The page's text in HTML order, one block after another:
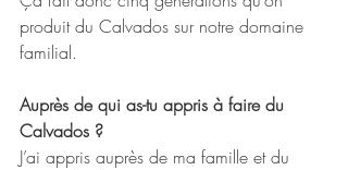
produit du Calvados sur notre domaine
familial.
Auprès de qui as-tu appris à faire du
Calvados ?
J’ai appris auprès de ma famille et du